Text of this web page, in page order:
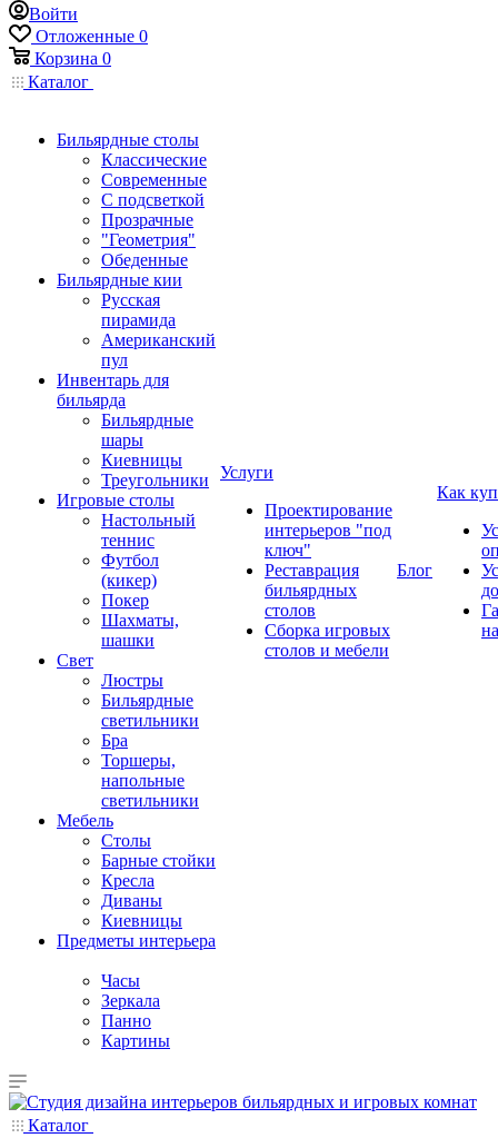
Войти
Отложенные 0
Корзина 0
Каталог
Бильярдные столы
Классические
Современные
С подсветкой
Прозрачные
"Геометрия"
Обеденные
Бильярдные кии
Русская
пирамида
Американский
пул
Инвентарь для
бильярда
Бильярдные
шары
Киевницы
Треугольники
Игровые столы
Настольный
теннис
Футбол
(кикер)
Покер
Шахматы,
шашки
Свет
Люстры
Бильярдные
светильники
Бра
Торшеры,
напольные
светильники
Мебель
Столы
Барные стойки
Кресла
Диваны
Киевницы
Предметы интерьера
Часы
Зеркала
Панно
Картины
Услуги
Проектирование
интерьеров "под
ключ"
Реставрация
бильярдных
столов
Сборка игровых
столов и мебели
Блог
Как
Каталог